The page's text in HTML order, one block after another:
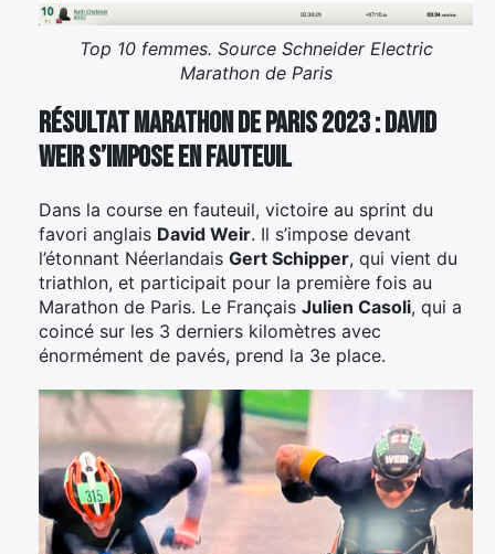
Top 10 femmes. Source Schneider Electric
Marathon de Paris
Résultat Marathon de Paris 2023 : David
Weir s’impose en fauteuil
Dans la course en fauteuil, victoire au sprint du
favori anglais David Weir. Il s’impose devant
l’étonnant Néerlandais Gert Schipper, qui vient du
triathlon, et participait pour la première fois au
Marathon de Paris. Le Français Julien Casoli, qui a
coincé sur les 3 derniers kilomètres avec
énormément de pavés, prend la 3e place.